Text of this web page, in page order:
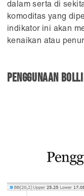
dalam serta di
komoditas yang
indikator ini akan
kenaikan atau
Penggunaan